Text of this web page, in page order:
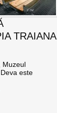
TRAIANA
Muzeul
este